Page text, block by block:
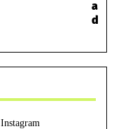
a
d
Instagram